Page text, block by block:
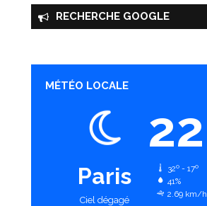
RECHERCHE GOOGLE
MÉTÉO LOCALE
Paris
Ciel dégagé
22
32º - 17º
41%
2.69 km/h